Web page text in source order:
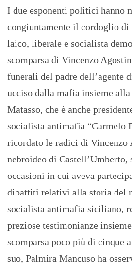
I due esponenti politici hanno
congiuntamente il cordoglio
laico, liberale e socialista
scomparsa di Vincenzo
funerali del padre dell’agente
ucciso dalla mafia insieme
Matasso, che è anche
socialista antimafia “Carmelo
ricordato le radici di Vincenzo
nebroideo di Castell’Umberto,
occasioni in cui aveva
dibattiti relativi alla storia del
socialista antimafia siciliano,
preziose testimonianze
scomparsa poco più di cinque
suo, Palmira Mancuso ha